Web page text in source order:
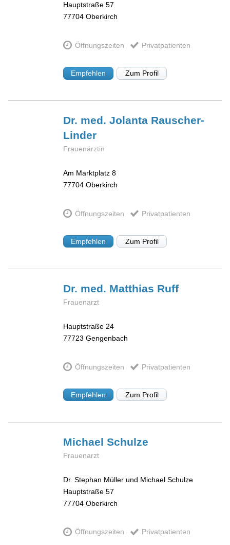
Hauptstraße 57
77704 Oberkirch
Öffnungszeiten Privatpatienten
Empfehlen Zum Profil
Dr. med. Jolanta Rauscher-
Linder
Frauenärztin
Am Marktplatz 8
77704 Oberkirch
Öffnungszeiten Privatpatienten
Empfehlen Zum Profil
Dr. med. Matthias Ruff
Frauenarzt
Hauptstraße 24
77723 Gengenbach
Öffnungszeiten Privatpatienten
Empfehlen Zum Profil
MichaelSchulze
Frauenarzt
Dr. Stephan Müller und Michael Schulze
Hauptstraße 57
77704 Oberkirch
Öffnungszeiten Privatpatienten